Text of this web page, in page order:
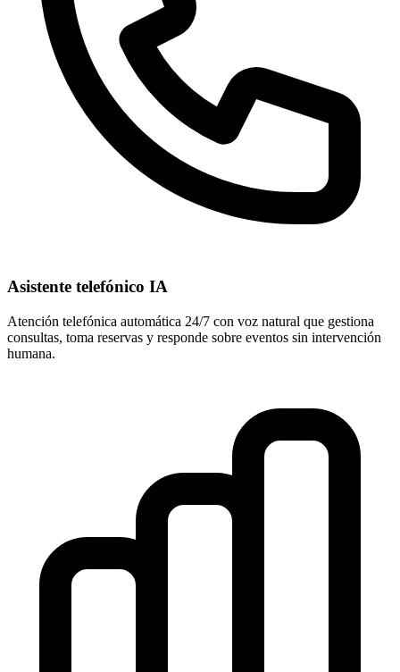
Asistente telefónico IA
Atención telefónica automática 24/7 con voz natural que gestiona
consultas, toma reservas y responde sobre eventos sin intervención
humana.